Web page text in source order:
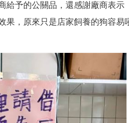
給予的公關品，還感謝廠商表示
果，原來只是店家飼養的狗容易